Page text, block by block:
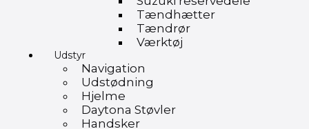
Tændhætter
Tændrør
Værktøj
Udstyr
Navigation
Udstødning
Hjelme
Daytona Støvler
Handsker